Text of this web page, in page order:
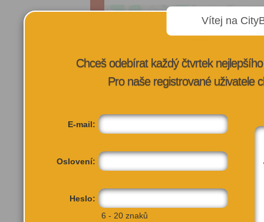
Vítej na
Chceš odebírat každý čtvrtek
Pro naše registrované uživatele
E-mail:
Oslovení:
Heslo:
6 - 20 znaků